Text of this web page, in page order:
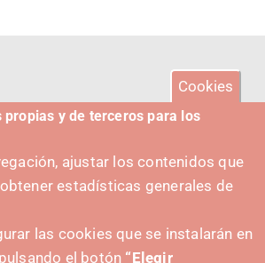
Cookies
y de terceros para los
ajustar los contenidos que
estadísticas generales de
las cookies que se instalarán en
el botón “Elegir